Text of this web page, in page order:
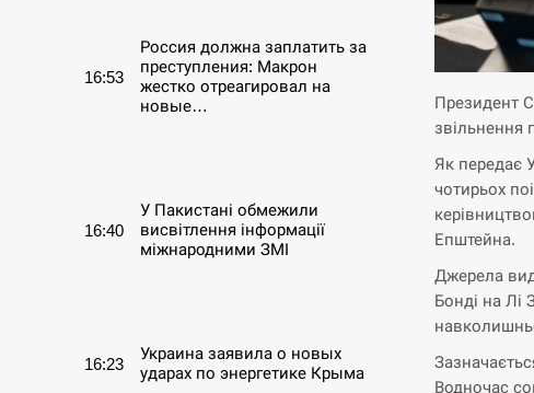
16:53
Россия должна заплатить за
преступления: Макрон
жестко отреагировал на
новые…
16:40
У Пакистані обмежили
висвітлення інформації
міжнародними ЗМІ
16:23
Украина заявила о новых
ударах по энергетике Крыма
Президент
звільнення
Як передає
чотирьох
Епштейна.
Джерела
Бонді на Лі
Водночас